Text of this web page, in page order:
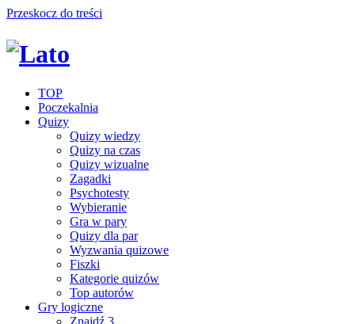
Przeskocz do treści
TOP
Poczekalnia
Quizy
Quizy wiedzy
Quizy na czas
Quizy wizualne
Zagadki
Psychotesty
Wybieranie
Gra w pary
Quizy dla par
Wyzwania quizowe
Fiszki
Kategorie quizów
Top autorów
Gry logiczne
Znajdź 3